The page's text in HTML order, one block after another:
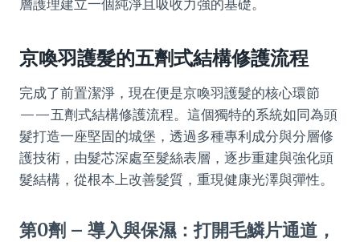
層護理建立一個純淨且吸收力強的基礎。
京喚羽護髮的五劑式結構修護流程
完成了前置潔淨，現在便是京喚羽護髮的核心環節
——五劑式結構修護流程。這個獨特的系統如同為頭
髮打造一座堅固的城堡，透過多種專利成分與分層修
護技術，由髮芯深處至髮絲表層，逐步重建與強化頭
髮結構，從根本上改善髮質，重現健康光澤與彈性。
第0劑 – 導入與保濕：打開毛鱗片通道，